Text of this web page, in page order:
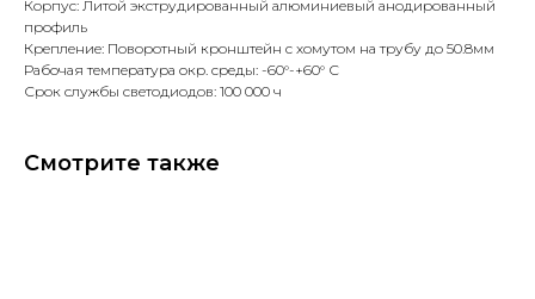
Корпус: Литой экструдированный алюминиевый анодированный
профиль
Крепление: Поворотный кронштейн с хомутом на трубу до 50.8мм
Рабочая температура окр. среды: -60°-+60° С
Срок службы светодиодов: 100 000 ч
Смотрите также